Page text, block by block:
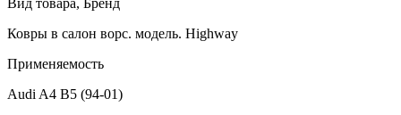
Ковры в салон ворс. модель. Highway
Применяемость
Audi A4 B5 (94-01)